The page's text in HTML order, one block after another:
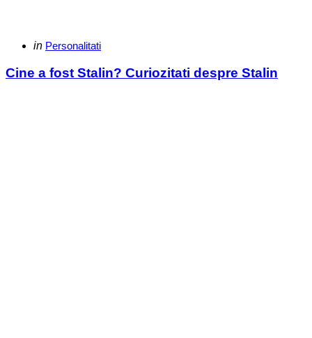
Categories
Posted
in Personalitati
Cine a fost Stalin? Curiozitati despre Stalin